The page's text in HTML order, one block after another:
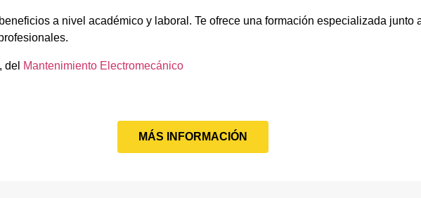
a nivel académico y laboral. Te ofrece una formación especializada junto
del Mantenimiento Electromecánico
MÁS INFORMACIÓN